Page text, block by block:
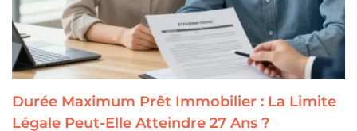
Durée Maximum Prêt Immobilier : La Limite
Légale Peut-Elle Atteindre 27 Ans ?